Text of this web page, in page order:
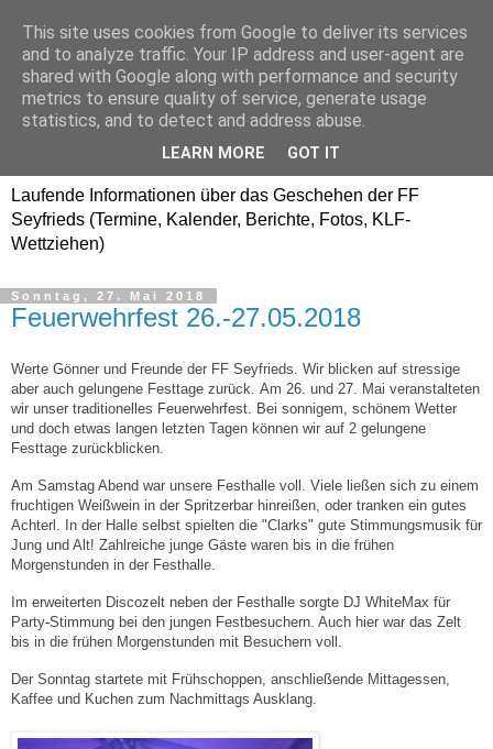
Freiwillige Feuerwehr
SEYFRIEDS
www.ffseyfrieds.at
Laufende Informationen über das Geschehen der FF
Seyfrieds (Termine, Kalender, Berichte, Fotos, KLF-
Wettziehen)
Sonntag, 27. Mai 2018
Feuerwehrfest 26.-27.05.2018
Werte Gönner und Freunde der FF Seyfrieds. Wir blicken auf stressige
aber auch gelungene Festtage zurück. Am 26. und 27. Mai veranstalteten
wir unser traditionelles Feuerwehrfest. Bei sonnigem, schönem Wetter
und doch etwas langen letzten Tagen können wir auf 2 gelungene
Festtage zurückblicken.
Am Samstag Abend war unsere Festhalle voll. Viele ließen sich zu einem
fruchtigen Weißwein in der Spritzerbar hinreißen, oder tranken ein gutes
Achterl. In der Halle selbst spielten die "Clarks" gute Stimmungsmusik für
Jung und Alt! Zahlreiche junge Gäste waren bis in die frühen
Morgenstunden in der Festhalle.
Im erweiterten Discozelt neben der Festhalle sorgte DJ WhiteMax für
Party-Stimmung bei den jungen Festbesuchern. Auch hier war das Zelt
bis in die frühen Morgenstunden mit Besuchern voll.
Der Sonntag startete mit Frühschoppen, anschließende Mittagessen,
Kaffee und Kuchen zum Nachmittags Ausklang.
This site uses cookies from Google to deliver its services
and to analyze traffic. Your IP address and user-agent are
shared with Google along with performance and security
metrics to ensure quality of service, generate usage
statistics, and to detect and address abuse.
LEARN MORE GOT IT